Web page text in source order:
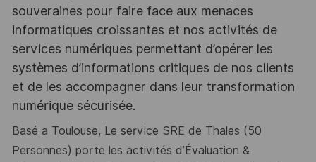
souveraines pour faire face aux menaces
informatiques croissantes et nos activités de
services numériques permettant d’opérer les
systèmes d’informations critiques de nos clients
et de les accompagner dans leur transformation
numérique sécurisée.
Basé a Toulouse, Le service SRE de Thales (50
Personnes) porte les activités d’Évaluation &